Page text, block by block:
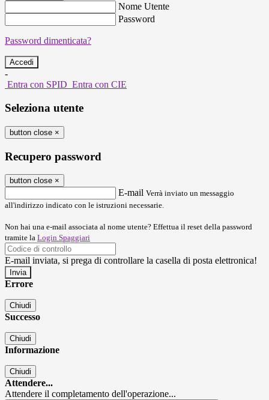
Nome Utente
Password
Password dimenticata?
-
Entra con SPID Entra con CIE
Seleziona utente
button close ×
Recupero password
button close ×
E-mail Verrà inviato un messaggio
all'indirizzo indicato con le istruzioni necessarie.
Non hai una e-mail associata al nome utente? Effettua il reset della password
tramite la Login Spaggiari
E-mail inviata, si prega di controllare la casella di posta elettronica!
Errore
Chiudi
Successo
Chiudi
Informazione
Chiudi
Attendere...
Attendere il completamento dell'operazione...